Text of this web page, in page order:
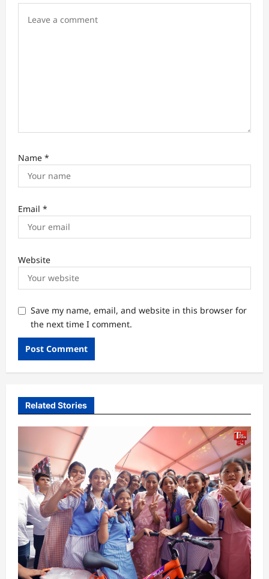
Name *
Email *
Website
Save my name, email, and website in this browser for
the next time I comment.
Related Stories